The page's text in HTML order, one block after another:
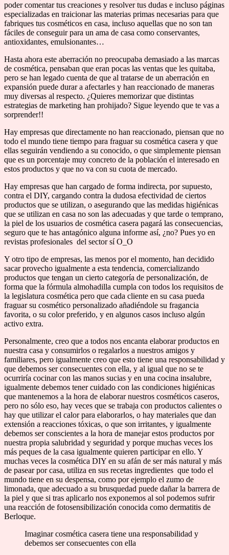
poder comentar tus creaciones y resolver tus dudas e incluso páginas
especializadas en traicionar las materias primas necesarias para que
fabriques tus cosméticos en casa, incluso aquellas que no son tan
fáciles de conseguir para un ama de casa como conservantes,
antioxidantes, emulsionantes…
Hasta ahora este aberración no preocupaba demasiado a las marcas
de cosmética, pensaban que eran pocas las ventas que les quitaba,
pero se han legado cuenta de que al tratarse de un aberración en
expansión puede durar a afectarles y han reaccionado de maneras
muy diversas al respecto. ¿Quieres memorizar que distintas
estrategias de marketing han prohijado? Sigue leyendo que te vas a
sorprender!!
Hay empresas que directamente no han reaccionado, piensan que no
todo el mundo tiene tiempo para fraguar su cosmética casera y que
ellas seguirán vendiendo a su conocido, o que simplemente piensan
que es un porcentaje muy concreto de la población el interesado en
estos productos y que no va con su cuota de mercado.
Hay empresas que han cargado de forma indirecta, por supuesto,
contra el DIY, cargando contra la dudosa efectividad de ciertos
productos que se utilizan, o asegurando que las medidas higiénicas
que se utilizan en casa no son las adecuadas y que tarde o temprano,
la piel de los usuarios de cosmética casera pagará las consecuencias,
seguro que te has antagónico alguna informe así, ¿no? Pues yo en
revistas profesionales del sector sí O_O
Y otro tipo de empresas, las menos por el momento, han decidido
sacar provecho igualmente a esta tendencia, comercializando
productos que tengan un cierto categoría de personalización, de
forma que la fórmula almohadilla cumpla con todos los requisitos de
la legislatura cosmética pero que cada cliente en su casa pueda
fraguar su cosmético personalizado añadiéndole su fragancia
favorita, o su color preferido, y en algunos casos incluso algún
activo extra.
Personalmente, creo que a todos nos encanta elaborar productos en
nuestra casa y consumirlos o regalarlos a nuestros amigos y
familiares, pero igualmente creo que esto tiene una responsabilidad y
que debemos ser consecuentes con ella, y al igual que no se te
ocurriría cocinar con las manos sucias y en una cocina insalubre,
igualmente debemos tener cuidado con las condiciones higiénicas
que mantenemos a la hora de elaborar nuestros cosméticos caseros,
pero no sólo eso, hay veces que se trabaja con productos calientes o
hay que utilizar el calor para elaborarlos, o hay materiales que dan
extensión a reacciones tóxicas, o que son irritantes, y igualmente
debemos ser conscientes a la hora de manejar estos productos por
nuestra propia salubridad y seguridad y porque muchas veces los
más peques de la casa igualmente quieren participar en ello. Y
muchas veces la cosmética DIY en su afán de ser más natural y más
de pasear por casa, utiliza en sus recetas ingredientes que todo el
mundo tiene en su despensa, como por ejemplo el zumo de
limonada, que adecuado a su brusquedad puede dañar la barrera de
la piel y que si tras aplicarlo nos exponemos al sol podemos sufrir
una reacción de fotosensibilización conocida como dermatitis de
Berloque.
Imaginar cosmética casera tiene una responsabilidad y
debemos ser consecuentes con ella